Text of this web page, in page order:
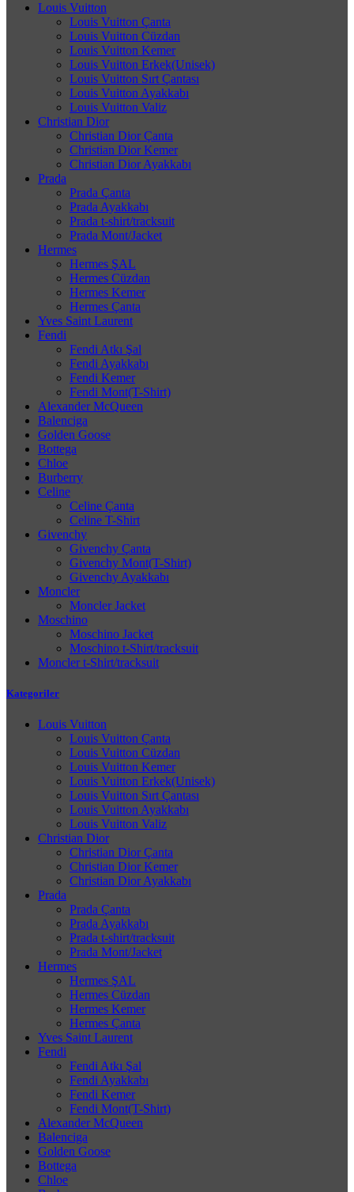
Louis Vuitton
Louis Vuitton Çanta
Louis Vuitton Cüzdan
Louis Vuitton Kemer
Louis Vuitton Erkek(Unisek)
Louis Vuitton Sırt Çantası
Louis Vuitton Ayakkabı
Louis Vuitton Valiz
Christian Dior
Christian Dior Çanta
Christian Dior Kemer
Christian Dior Ayakkabı
Prada
Prada Çanta
Prada Ayakkabı
Prada t-shirt/tracksuit
Prada Mont/Jacket
Hermes
Hermes ŞAL
Hermes Cüzdan
Hermes Kemer
Hermes Çanta
Yves Saint Laurent
Fendi
Fendi Atkı Şal
Fendi Ayakkabı
Fendi Kemer
Fendi Mont(T-Shirt)
Alexander McQueen
Balenciga
Golden Goose
Bottega
Chloe
Burberry
Celine
Celine Çanta
Celine T-Shirt
Givenchy
Givenchy Çanta
Givenchy Mont(T-Shirt)
Givenchy Ayakkabı
Moncler
Moncler Jacket
Moschino
Moschino Jacket
Moschino t-Shirt/tracksuit
Moncler t-Shirt/tracksuit
Kategoriler
Louis Vuitton
Louis Vuitton Çanta
Louis Vuitton Cüzdan
Louis Vuitton Kemer
Louis Vuitton Erkek(Unisek)
Louis Vuitton Sırt Çantası
Louis Vuitton Ayakkabı
Louis Vuitton Valiz
Christian Dior
Christian Dior Çanta
Christian Dior Kemer
Christian Dior Ayakkabı
Prada
Prada Çanta
Prada Ayakkabı
Prada t-shirt/tracksuit
Prada Mont/Jacket
Hermes
Hermes ŞAL
Hermes Cüzdan
Hermes Kemer
Hermes Çanta
Yves Saint Laurent
Fendi
Fendi Atkı Şal
Fendi Ayakkabı
Fendi Kemer
Fendi Mont(T-Shirt)
Alexander McQueen
Balenciga
Golden Goose
Bottega
Chloe